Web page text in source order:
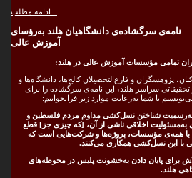
ادامه مطلب...
نامه‌ی سرگشاده‌ی دانشگاهیان هلند به‌رؤسای
آموزش عالی
تمامی مؤسسات آموزش عالی در هلند:
پژوهشگران و فارغ‌التحصیلان کالج‌ها، دانشگاه‌ها و
تحقیقاتی سراسر هلند، این نامه‌ی سرگشاده را برای
تا شما به‌رعایت موارد زیر فرابخوانیم:
شناختن نسل‌کشی مداوم مردم فلسطین و
به‌مسئولیت اخلاقی ناشی از آن، [که چیزی جز] قطع
با همه‌ی مؤسسات، پروژه‌ها و شرکت‌هایی است که
با این نسل‌کشی همکاری می‌کنند.
برای پایان دادن به‌خشونت پلیس در محوطه‌های
هلند.